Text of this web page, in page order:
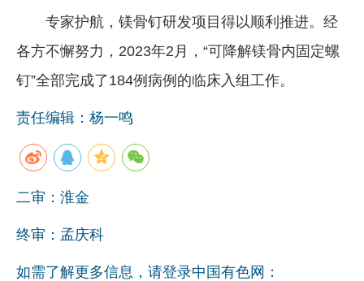
专家护航，镁骨钉研发项目得以顺利推进。经
各方不懈努力，2023年2月，“可降解镁骨内固定螺
钉”全部完成了184例病例的临床入组工作。
责任编辑：杨一鸣
二审：淮金
终审：孟庆科
如需了解更多信息，请登录中国有色网：